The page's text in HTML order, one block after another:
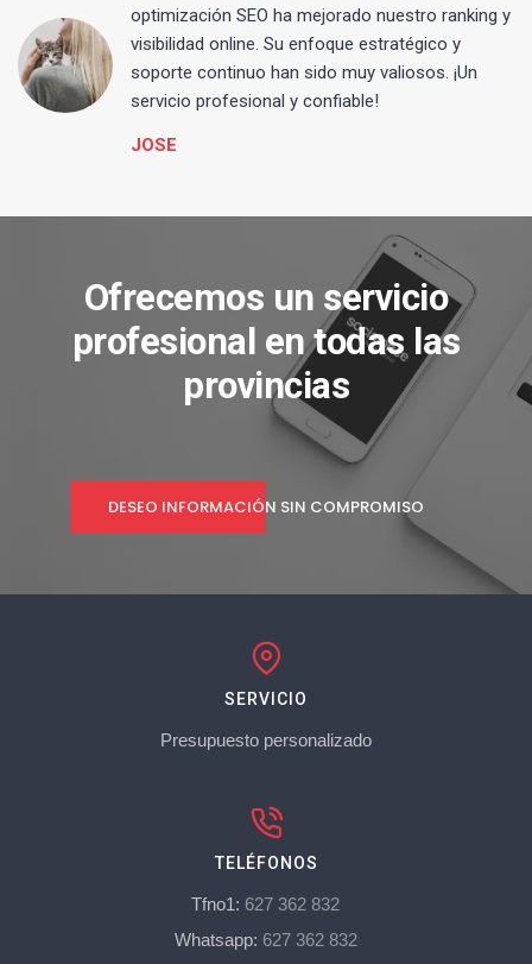
optimización SEO ha mejorado nuestro ranking y
visibilidad online. Su enfoque estratégico y
soporte continuo han sido muy valiosos. ¡Un
servicio profesional y confiable!
JOSE
Ofrecemos un servicio
profesional en todas las
provincias
DESEO INFORMACIÓN SIN COMPROMISO
SERVICIO
Presupuesto personalizado
TELÉFONOS
Tfno1: 627 362 832
Whatsapp: 627 362 832